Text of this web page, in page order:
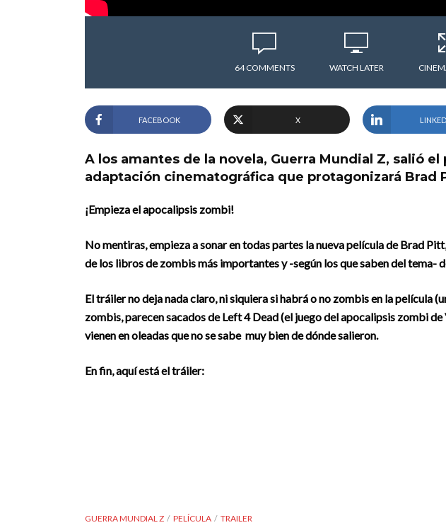
64 COMMENTS WATCH LATER
FACEBOOK X
A los amantes de la novela, Guerra Mundial Z, salió
adaptación cinematográfica que protagonizará Brad
¡Empieza el apocalipsis zombi!
No mentiras, empieza a sonar en todas partes la nueva película de Brad
de los libros de zombis más importantes y -según los que saben del tema-
El tráiler no deja nada claro, ni siquiera si habrá o no zombis en la película
zombis, parecen sacados de Left 4 Dead (el juego del apocalipsis zombi de
vienen en oleadas que no se sabe muy bien de dónde salieron.
En fin, aquí está el tráiler:
GUERRA MUNDIAL Z PELÍCULA TRAILER